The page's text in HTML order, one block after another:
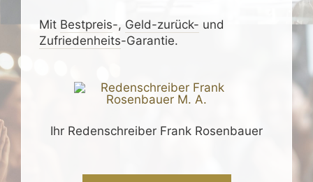
Mit Bestpreis-, Geld-zurück- und
Zufrieden­­heits-Garantie.
Ihr Redenschreiber Frank Rosenbauer